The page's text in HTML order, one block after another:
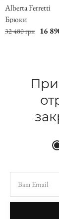
Alberta Ferretti
Брюки
32 480 грн 16